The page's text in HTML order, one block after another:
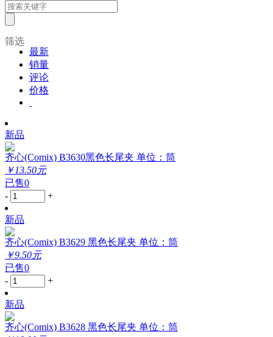
筛选
最新
销量
评论
价格
新品
齐心(Comix) B3630黑色长尾夹 单位：筒
￥13.50元
已售0
-
+
新品
齐心(Comix) B3629 黑色长尾夹 单位：筒
￥9.50元
已售0
-
+
新品
齐心(Comix) B3628 黑色长尾夹 单位：筒